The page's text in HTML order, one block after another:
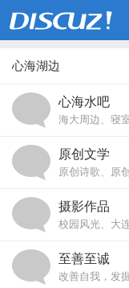
心海湖边
心海水吧
海大周边、寝
原创文学
原创诗歌、原
摄影作品
校园风光、大
至善至诚
改善自我，发